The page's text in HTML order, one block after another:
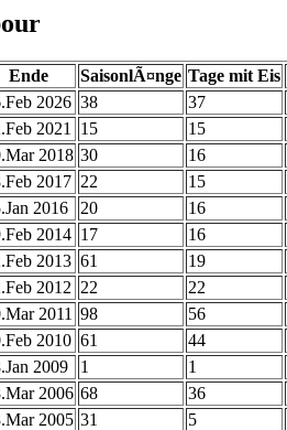
Ende SaisonlÃ¤nge Tage mit Eis
2026 38
37
2021 15
15
2018 30
16
2017 22
15
2016 20
16
2014 17
16
2013 61
19
2012 22
22
2011 98
56
2010 61
44
2009 1
1
2006 68
36
2005 31
5